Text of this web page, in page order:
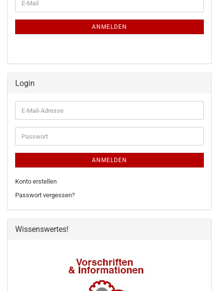
ZUR
E-
Mail
ANMELDEN
Login
E-
Mail-
Adresse
Passwort
ANMELDEN
Konto erstellen
Passwort vergessen?
Wissenswertes!